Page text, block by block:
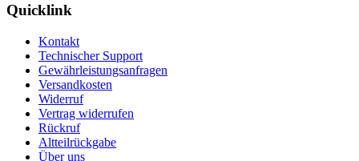
Quicklink
Kontakt
Technischer Support
Gewährleistungsanfragen
Versandkosten
Widerruf
Vertrag widerrufen
Rückruf
Altteilrückgabe
Über uns